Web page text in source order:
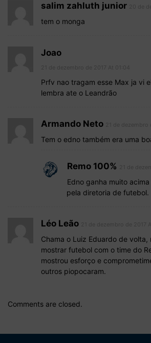
salim zahluth junior
tem o monga
Joao
Prfv nao tragam esse Max ja vi
lembra ate o Leandrão
Armando Neto
Tem o edno também era uma
Remo 100%
Edno ganha muito
pela diretoria de futebol.
Léo Leão
Chama o Luiz Eduardo de
mostrar futebol com o time do
mostrou esforço e
outros piopocaram.
Comments are closed.